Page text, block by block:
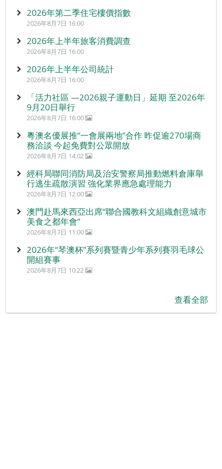
2026年第二季住宅樓價指數
2026年8月7日 16:00
2026年上半年旅客消費調查
2026年8月7日 16:00
2026年上半年公司統計
2026年8月7日 16:00
「活力社區 —2026親子運動日」延期 至2026年
9月20日舉行
2026年8月7日 16:00
粵澳名優展推“一會展兩地”合作 昨促逾270場商
務洽談 今起免費對公眾開放
2026年8月7日 14:02
經科局聯同消防局及治安警察局推動燃料倉庫舉
行逃生疏散演習 強化業界應急處理能力
2026年8月7日 12:00
澳門赴馬來西亞出席“聯合國教科文組織創意城市
美食之都年會”
2026年8月7日 11:00
2026年“琴澳杯”系列賽暨青少年系列賽羽毛球公
開組賽事
2026年8月7日 10:22
查看全部